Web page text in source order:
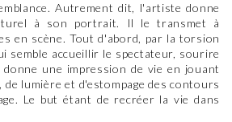
Autrement dit, l'artiste donne
à son portrait. Il le transmet à
en scène. Tout d'abord, par la torsion
semble accueillir le spectateur, sourire
une impression de vie en jouant
lumière et d'estompage des contours
Le but étant de recréer la vie dans